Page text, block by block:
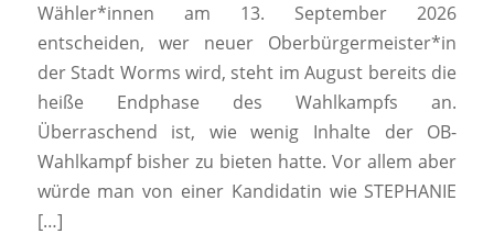
Wähler*innen am 13. September 2026
entscheiden, wer neuer Oberbürgermeister*in
der Stadt Worms wird, steht im August bereits die
heiße Endphase des Wahlkampfs an.
Überraschend ist, wie wenig Inhalte der OB-
Wahlkampf bisher zu bieten hatte. Vor allem aber
würde man von einer Kandidatin wie STEPHANIE
[…]